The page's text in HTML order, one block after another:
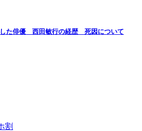
た俳優 西田敏行の経歴 死因について
割